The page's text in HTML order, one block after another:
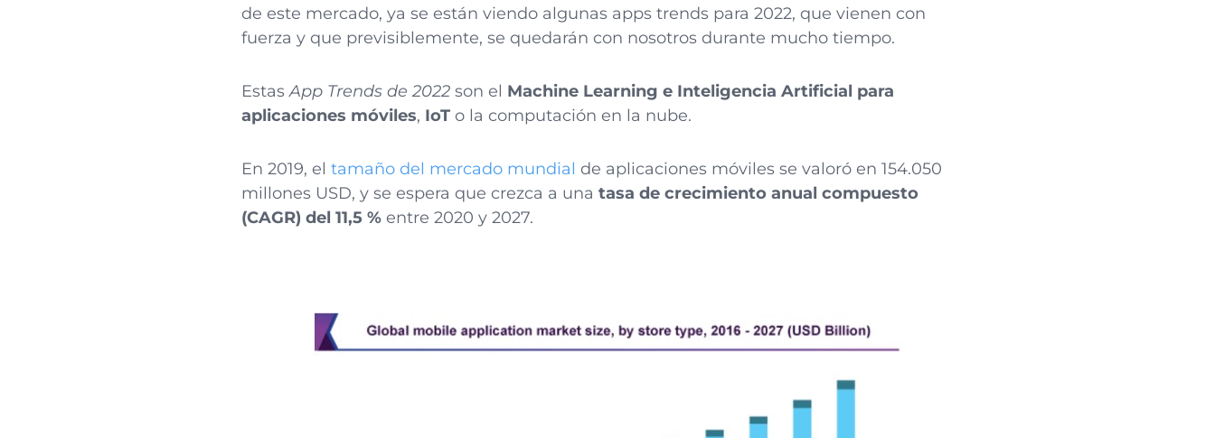
de este mercado, ya se están viendo algunas apps trends para 2022, que vienen con
fuerza y que previsiblemente, se quedarán con nosotros durante mucho tiempo.
EstasApp Trends de 2022 son el Machine Learning e Inteligencia Artificial para
aplicaciones móviles, IoT o la computación en la nube.
En 2019, el tamaño del mercado mundial de aplicaciones móviles se valoró en 154.050
millones USD, y se espera que crezca a una tasa de crecimiento anual compuesto
(CAGR) del 11,5 % entre 2020 y 2027.